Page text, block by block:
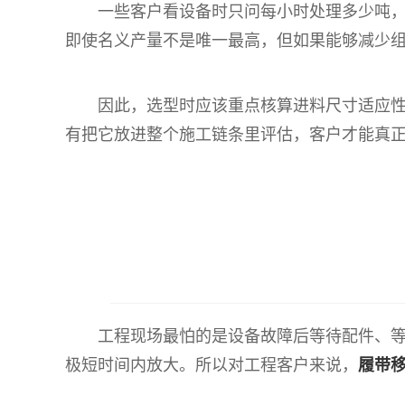
一些客户看设备时只问每小时处理多少吨
即使名义产量不是唯一最高，但如果能够减少
因此，选型时应该重点核算进料尺寸适应
有把它放进整个施工链条里评估，客户才能真
工程现场最怕的是设备故障后等待配件、
极短时间内放大。所以对工程客户来说， 履带